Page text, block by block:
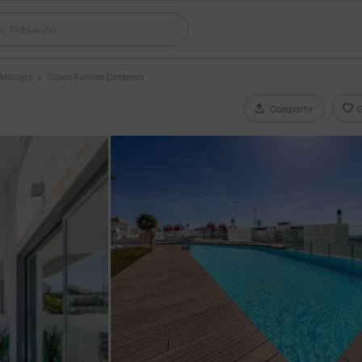
Málaga Casas Rurales Estepona
Compartir